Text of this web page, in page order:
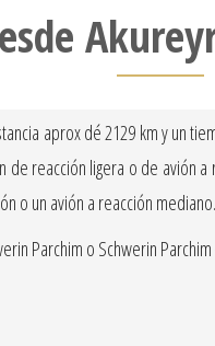
aprox dé 2129 km y un
reacción ligera o de avión
o un avión a reacción
Parchim o Schwerin Parchim